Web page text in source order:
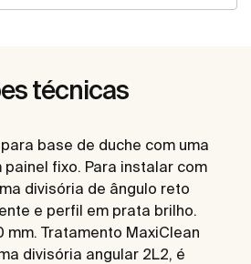
técnicas
base de duche com uma
fixo. Para instalar com
divisória de ângulo reto
e perfil em prata brilho.
mm. Tratamento MaxiClean
divisória angular 2L2, é